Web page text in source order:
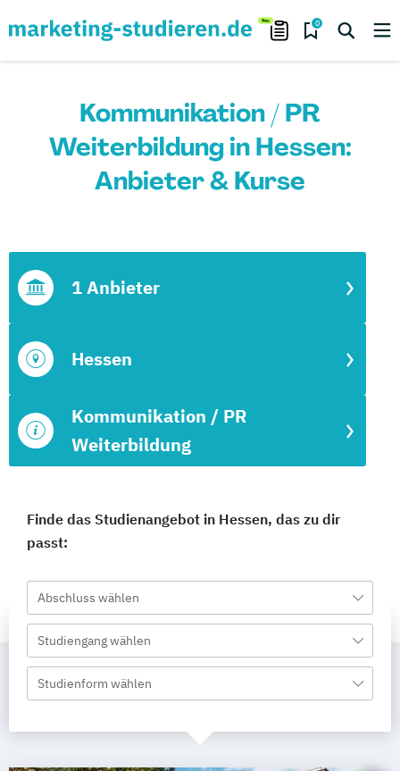
0
Kommunikation / PR
Weiterbildung in Hessen:
Anbieter & Kurse
Kommunikation / PR
Weiterbildung
Hessen
1 Anbieter
Finde das Studienangebot in Hessen, das zu dir
passt:
Abschluss wählen
Studiengang wählen
Studienform wählen